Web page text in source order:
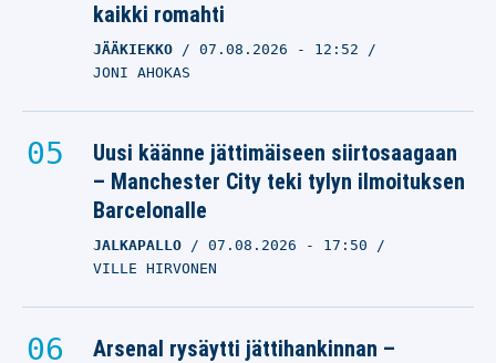
kaikki romahti
JÄÄKIEKKO 07.08.2026 - 12:52
JONI AHOKAS
Uusi käänne jättimäiseen siirtosaagaan
– Manchester City teki tylyn ilmoituksen
Barcelonalle
JALKAPALLO 07.08.2026 - 17:50
VILLE HIRVONEN
Arsenal rysäytti jättihankinnan –